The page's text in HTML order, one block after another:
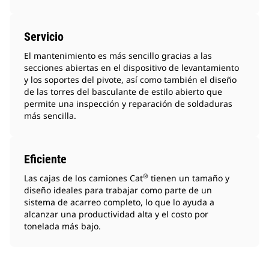
Servicio
El mantenimiento es más sencillo gracias a las
secciones abiertas en el dispositivo de levantamiento
y los soportes del pivote, así como también el diseño
de las torres del basculante de estilo abierto que
permite una inspección y reparación de soldaduras
más sencilla.
Eficiente
Las cajas de los camiones Cat® tienen un tamaño y
diseño ideales para trabajar como parte de un
sistema de acarreo completo, lo que lo ayuda a
alcanzar una productividad alta y el costo por
tonelada más bajo.